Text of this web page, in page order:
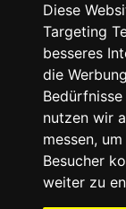
Diese
Targeting
besseres
die
nutzen wir
messen,
Besucher
weiter zu
Facebook
© 2024
Impressum